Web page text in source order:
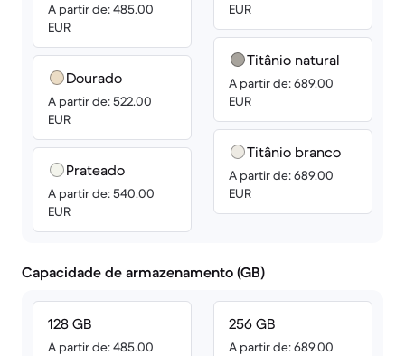
A partir de: 485.00
EUR
Dourado
A partir de: 522.00
EUR
Prateado
A partir de: 540.00
EUR
EUR
Titânio natural
A partir de: 689.00
EUR
Titânio branco
A partir de: 689.00
EUR
Capacidade de armazenamento (GB)
128 GB
A partir de: 485.00
256 GB
A partir de: 689.00